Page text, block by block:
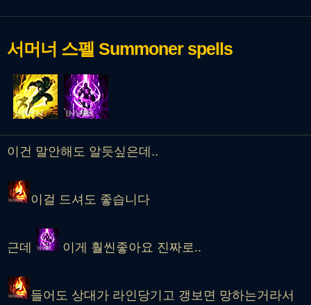
서머너 스펠 Summoner spells
이건 말안해도 알듯싶은데..
이걸 드셔도 좋습니다
근데 이게 훨씬좋아요 진짜로..
들어도 상대가 라인당기고 갱보면 망하는거라서